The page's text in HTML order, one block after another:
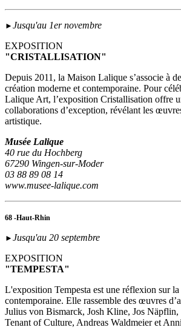
► Jusqu'au 1er novembre
EXPOSITION
"CRISTALLISATION"
Depuis 2011, la Maison Lalique s’associe à
création moderne et contemporaine. Pour
Lalique Art, l’exposition Cristallisation offre
collaborations d’exception, révélant les
artistique.
Musée Lalique
40 rue du Hochberg
67290 Wingen-sur-Moder
03 88 89 08 14
www.musee-lalique.com
68 -Haut-Rhin
► Jusqu'au 20 septembre
EXPOSITION
"TEMPESTA"
L'exposition Tempesta est une réflexion sur
contemporaine. Elle rassemble des œuvres
Julius von Bismarck, Josh Kline, Jos
Tenant of Culture, Andreas Waldmeier et